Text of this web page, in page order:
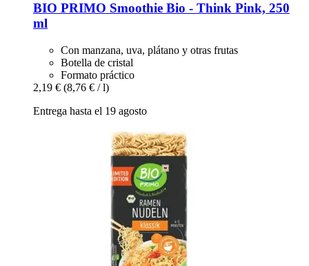
BIO PRIMO Smoothie Bio -​ Think Pink, 250
ml
Con manzana, uva, plátano y otras frutas
Botella de cristal
Formato práctico
2,19 € (8,76 € / l)
Entrega hasta el 19 agosto